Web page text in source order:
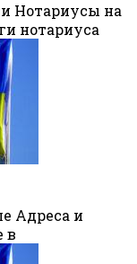
Нотариусы на
нотариуса
Адреса и
в